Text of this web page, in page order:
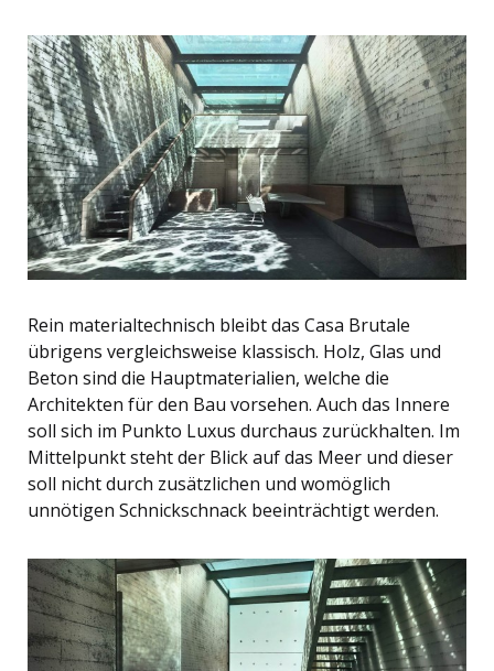
Rein materialtechnisch bleibt das Casa Brutale
übrigens vergleichsweise klassisch. Holz, Glas und
Beton sind die Hauptmaterialien, welche die
Architekten für den Bau vorsehen. Auch das Innere
soll sich im Punkto Luxus durchaus zurückhalten. Im
Mittelpunkt steht der Blick auf das Meer und dieser
soll nicht durch zusätzlichen und womöglich
unnötigen Schnickschnack beeinträchtigt werden.